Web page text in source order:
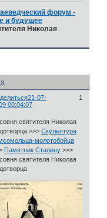
форум -
и будущее
Николая
1
21-07-
00:04:07
святителя Николая
>>>Скульптура
молотобойца
Памятник Сталину >>>
святителя Николая